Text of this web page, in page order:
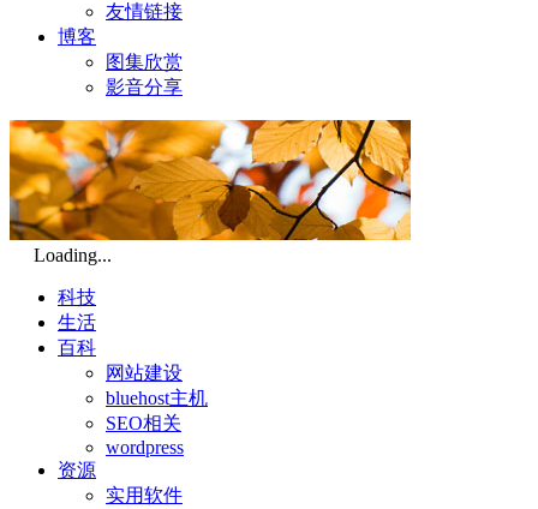
友情链接
博客
图集欣赏
影音分享
Loading...
科技
生活
百科
网站建设
bluehost主机
SEO相关
wordpress
资源
实用软件